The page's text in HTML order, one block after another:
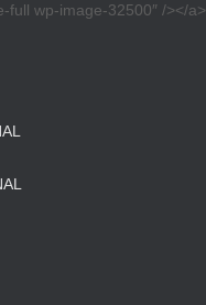
full wp-image-32500″ /></a>